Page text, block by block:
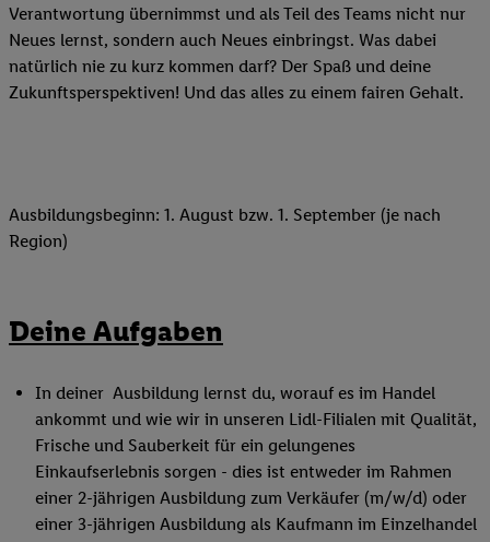
Verantwortung übernimmst und als Teil des Teams nicht nur
Neues lernst, sondern auch Neues einbringst. Was dabei
natürlich nie zu kurz kommen darf? Der Spaß und deine
Zukunftsperspektiven! Und das alles zu einem fairen Gehalt.
Ausbildungsbeginn: 1. August bzw. 1. September (je nach
Region)
Deine Aufgaben
In deiner Ausbildung lernst du, worauf es im Handel
ankommt und wie wir in unseren Lidl-Filialen mit Qualität,
Frische und Sauberkeit für ein gelungenes
Einkaufserlebnis sorgen - dies ist entweder im Rahmen
einer 2-jährigen Ausbildung zum Verkäufer (m/w/d) oder
einer 3-jährigen Ausbildung als Kaufmann im Einzelhandel